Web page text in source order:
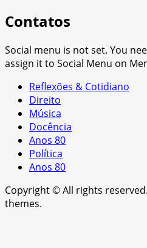
Contatos
Social menu is not set. You
assign it to Social Menu on
Reflexões & Cotidiano
Direito
Música
Docência
Anos 80
Política
Anos 80
Copyright © All rights reserved.
themes.